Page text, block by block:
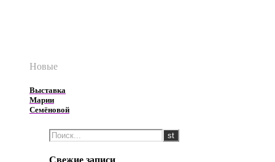
Новые
Выставка
Марии
Семёновой
Свежие записи